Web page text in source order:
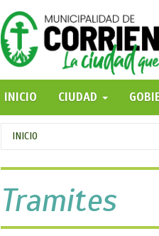
INICIO
CIUDAD
Se
encuentra
usted
aquí
INICIO
Tramites